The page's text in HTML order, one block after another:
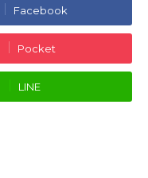
Facebook
Pocket
LINE